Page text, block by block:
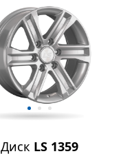
Диск LS 1359